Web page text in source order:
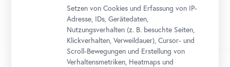
Setzen von Cookies und Erfassung von IP-
Adresse, IDs, Gerätedaten,
Nutzungsverhalten (z. B. besuchte Seiten,
Klickverhalten, Verweildauer), Cursor- und
Scroll-Bewegungen und Erstellung von
Verhaltensmetriken, Heatmaps und